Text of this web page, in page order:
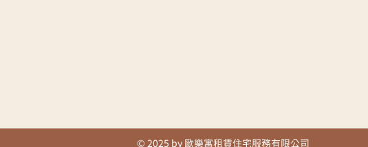
© 2025 by 歐樂寓租賃住宅服務有限公司